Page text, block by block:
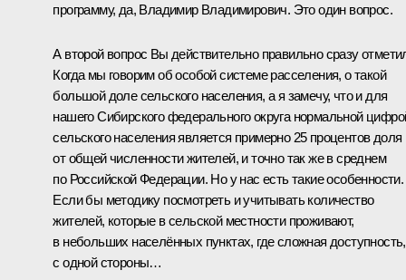
программу, да, Владимир Владимирович. Это один вопрос.
А второй вопрос Вы действительно правильно сразу
Когда мы говорим об особой системе расселения, о такой
большой доле сельского населения, а я замечу, что и для
нашего Сибирского федерального округа нормальной
сельского населения является примерно 25 процентов доля
от общей численности жителей, и точно так же в среднем
по Российской Федерации. Но у нас есть такие особенности.
Если бы методику посмотреть и учитывать количество
жителей, которые в сельской местности проживают,
в небольших населённых пунктах, где сложная доступность,
с одной стороны…